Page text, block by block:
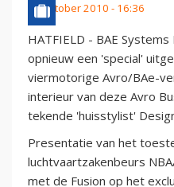
24 oktober 2010 - 16:36
HATFIELD - BAE
opnieuw een 'special'
viermotorige Avro/BAe-
interieur van deze Avro
tekende 'huisstylist'
Presentatie van het
luchtvaartzakenbeurs
met de Fusion op het